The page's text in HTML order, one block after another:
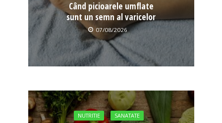
Când picioarele umflate
sunt un semn al varicelor
07/08/2026
NUTRITIE SANATATE